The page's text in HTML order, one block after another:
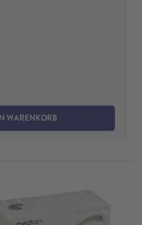
WARENKORB